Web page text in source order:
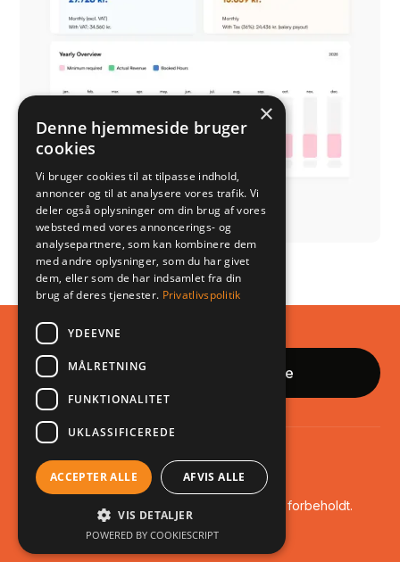
Steadytrack
Hjemmeside
Book uforpligtende samtale
Privatlivspolitik
© 2025 Frederik Brandt. Alle rettigheder forbeholdt.
×
Denne hjemmeside bruger
cookies
Vi bruger cookies til at tilpasse indhold,
annoncer og til at analysere vores trafik. Vi
deler også oplysninger om din brug af vores
websted med vores annoncerings- og
analysepartnere, som kan kombinere dem
med andre oplysninger, som du har givet
dem, eller som de har indsamlet fra din
brug af deres tjenester. Privatlivspolitik
YDEEVNE
MÅLRETNING
FUNKTIONALITET
UKLASSIFICEREDE
ACCEPTER ALLE AFVIS ALLE
VIS DETALJER
POWERED BY COOKIESCRIPT